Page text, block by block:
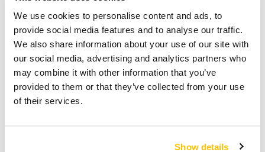
We use cookies to personalise content and ads, to
provide social media features and to analyse our traffic.
We also share information about your use of our site with
our social media, advertising and analytics partners who
may combine it with other information that you’ve
provided to them or that they’ve collected from your use
of their services.
Show details
Lunghezza 30 mm
Larghezza 5 mm